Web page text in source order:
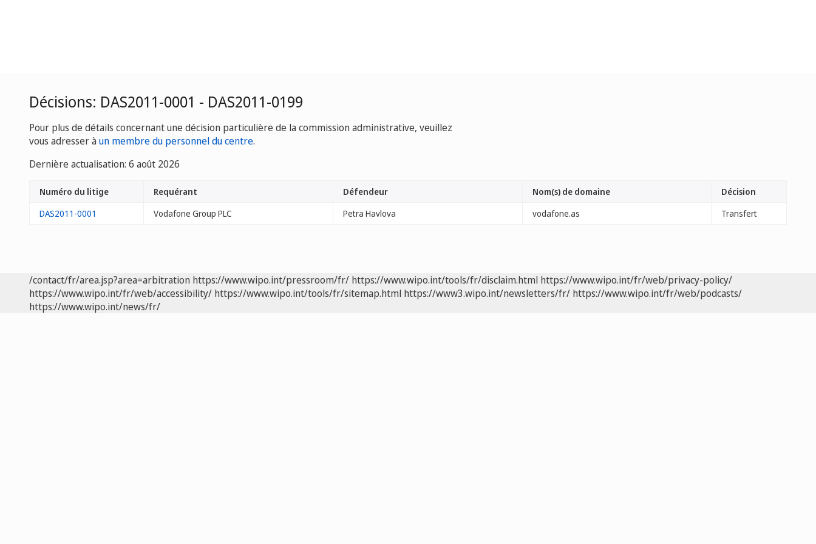
Décisions: DAS2011-0001 - DAS2011-0199
Pour plus de détails concernant une décision particulière de la commission administrative, veuillez
vous adresser àun membre du personnel du centre.
Dernière actualisation: 6 août 2026
Numéro du litige Requérant Défendeur Nom(s) de domaine
Décision
DAS2011-0001
Vodafone Group PLC Petra Havlova vodafone.as Transfert
/contact/fr/area.jsp?area=arbitration https://www.wipo.int/pressroom/fr/ https://www.wipo.int/tools/fr/disclaim.html https://www.wipo.int/fr/web/privacy-policy/
https://www.wipo.int/fr/web/accessibility/ https://www.wipo.int/tools/fr/sitemap.html https://www3.wipo.int/newsletters/fr/ https://www.wipo.int/fr/web/podcasts/
https://www.wipo.int/news/fr/